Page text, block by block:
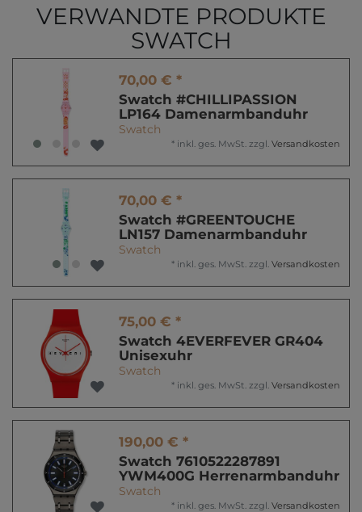
VERWANDTE PRODUKTE
SWATCH
70,00 € *
Swatch #CHILLIPASSION
LP164 Damenarmbanduhr
Swatch
* inkl. ges. MwSt. zzgl. Versandkosten
70,00 € *
Swatch #GREENTOUCHE
LN157 Damenarmbanduhr
Swatch
* inkl. ges. MwSt. zzgl. Versandkosten
75,00 € *
Swatch 4EVERFEVER GR404
Unisexuhr
Swatch
* inkl. ges. MwSt. zzgl. Versandkosten
190,00 € *
Swatch 7610522287891
YWM400G Herrenarmbanduhr
Swatch
* inkl. ges. MwSt. zzgl. Versandkosten